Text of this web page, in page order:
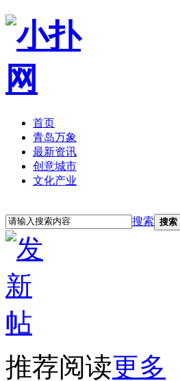
首页
青岛万象
最新资讯
创意城市
文化产业
搜索 搜索
推荐阅读更多